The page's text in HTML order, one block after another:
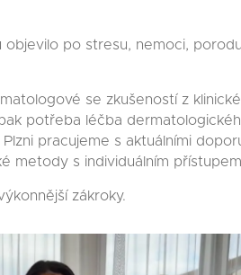
po stresu, nemoci,
se zkušeností z
potřeba léčba
pracujeme s aktuálními
metody s individuálním
zákroky.